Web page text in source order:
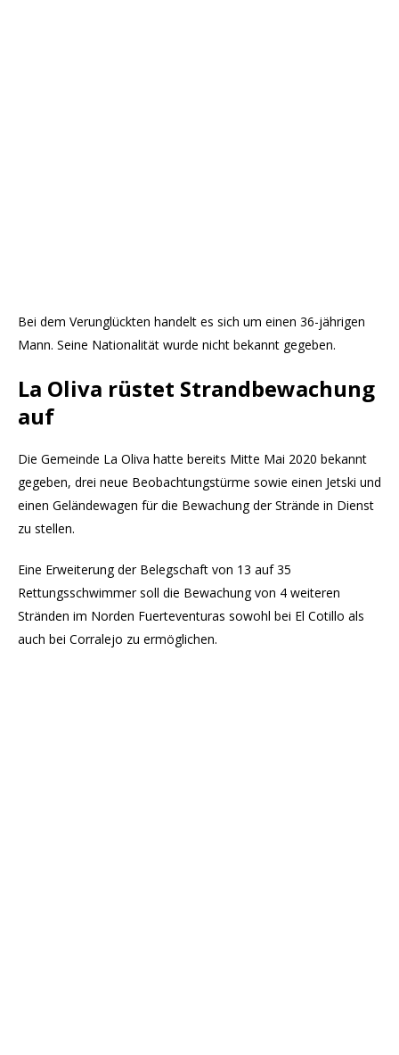
Bei dem Verunglückten handelt es sich um einen 36-jährigen
Mann. Seine Nationalität wurde nicht bekannt gegeben.
La Oliva rüstet Strandbewachung
auf
Die Gemeinde La Oliva hatte bereits Mitte Mai 2020 bekannt
gegeben, drei neue Beobachtungstürme sowie einen Jetski und
einen Geländewagen für die Bewachung der Strände in Dienst
zu stellen.
Eine Erweiterung der Belegschaft von 13 auf 35
Rettungsschwimmer soll die Bewachung von 4 weiteren
Stränden im Norden Fuerteventuras sowohl bei El Cotillo als
auch bei Corralejo zu ermöglichen.